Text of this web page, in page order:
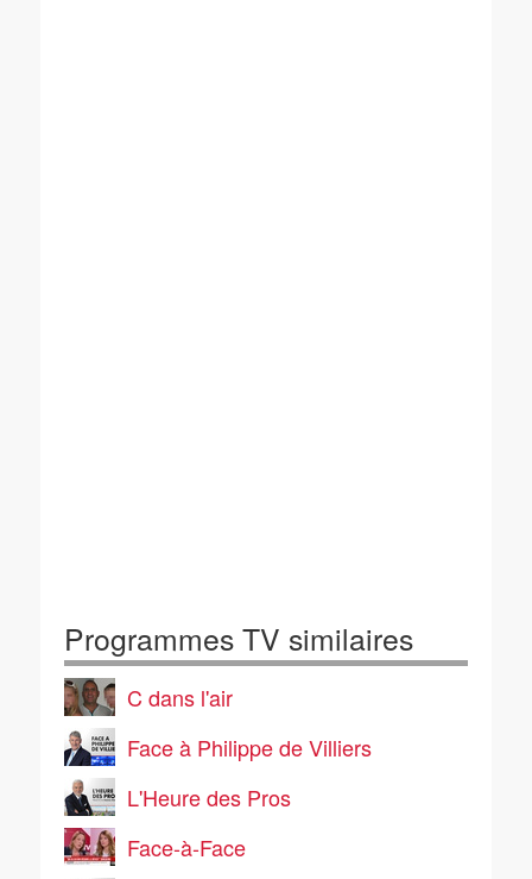
Programmes TV similaires
C dans l'air
Face à Philippe de Villiers
L'Heure des Pros
Face-à-Face